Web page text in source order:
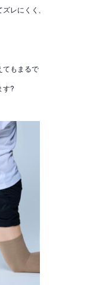
レにくく、
てもまるで
す?